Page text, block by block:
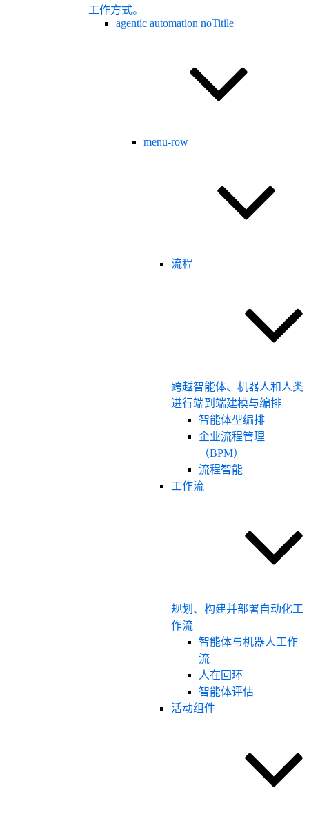
工作方式。
agentic automation noTitile
menu-row
流程
跨越智能体、机器人和人类
进行端到端建模与编排
智能体型编排
企业流程管理
（BPM）
流程智能
工作流
规划、构建并部署自动化工
作流
智能体与机器人工作
流
人在回环
智能体评估
活动组件